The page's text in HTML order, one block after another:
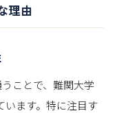
理由
ことで、難関大学
います。特に注目す